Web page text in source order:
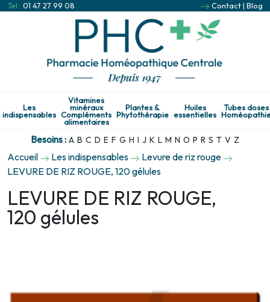
Tel : 01 47 27 99 08 Contact| Blog
Les
indispensables
Vitamines
minéraux
Compléments
alimentaires
Plantes &
Phytothérapie
Huiles
essentielles
Tubes doses
Besoins : A B C D E F G H I J K L M N O P R S T V Z
Accueil Les indispensables
Levure de riz rouge
LEVURE DE RIZ ROUGE, 120 gélules
LEVURE DE RIZ ROUGE,
120 gélules